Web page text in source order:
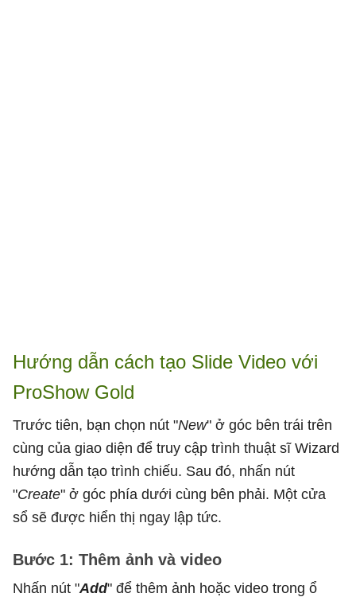
Hướng dẫn cách tạo Slide Video với
ProShow Gold
Trước tiên, bạn chọn nút "New" ở góc bên trái trên
cùng của giao diện để truy cập trình thuật sĩ Wizard
hướng dẫn tạo trình chiếu. Sau đó, nhấn nút
"Create" ở góc phía dưới cùng bên phải. Một cửa
sổ sẽ được hiển thị ngay lập tức.
Bước 1: Thêm ảnh và video
Nhấn nút "Add" để thêm ảnh hoặc video trong ổ